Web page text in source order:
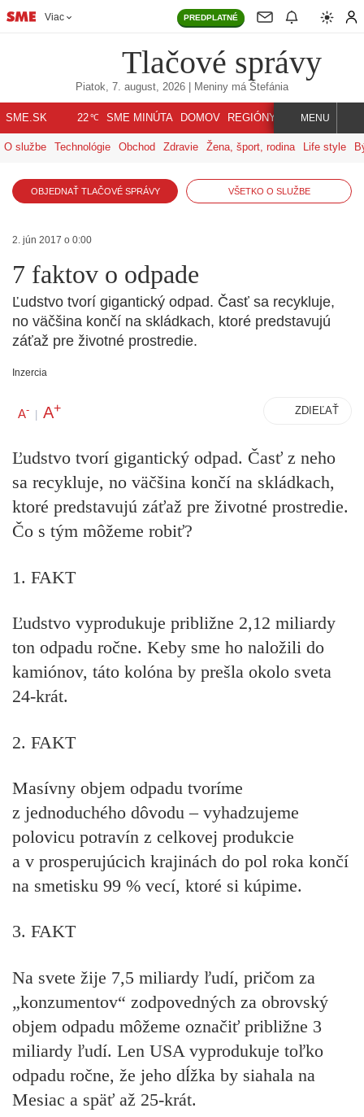
Viac PREDPLATNÉ
Tlačové správy
Piatok, 7. august, 2026 | Meniny má Štefánia
SME.SK 22℃ SME MINÚTA DOMOV REGIÓNY INDEX SVET
MENU
O službe Technológie Obchod Zdravie Žena, šport, rodina Life style
OBJEDNAŤ TLAČOVÉ SPRÁVY VŠETKO O SLUŽBE
2. jún 2017 o 0:00
7 faktov o odpade
Ľudstvo tvorí gigantický odpad. Časť sa recykluje,
no väčšina končí na skládkach, ktoré predstavujú
záťaž pre životné prostredie.
Inzercia
A- | A+ ZDIEĽAŤ
Ľudstvo tvorí gigantický odpad. Časť z neho
sa recykluje, no väčšina končí na skládkach,
ktoré predstavujú záťaž pre životné prostredie.
Čo s tým môžeme robiť?
1. FAKT
Ľudstvo vyprodukuje približne 2,12 miliardy
ton odpadu ročne. Keby sme ho naložili do
kamiónov, táto kolóna by prešla okolo sveta
24-krát.
2. FAKT
Masívny objem odpadu tvoríme
z jednoduchého dôvodu – vyhadzujeme
polovicu potravín z celkovej produkcie
a v prosperujúcich krajinách do pol roka končí
na smetisku 99 % vecí, ktoré si kúpime.
3. FAKT
Na svete žije 7,5 miliardy ľudí, pričom za
„konzumentov“ zodpovedných za obrovský
objem odpadu môžeme označiť približne 3
miliardy ľudí. Len USA vyprodukuje toľko
odpadu ročne, že jeho dĺžka by siahala na
Mesiac a späť až 25-krát.